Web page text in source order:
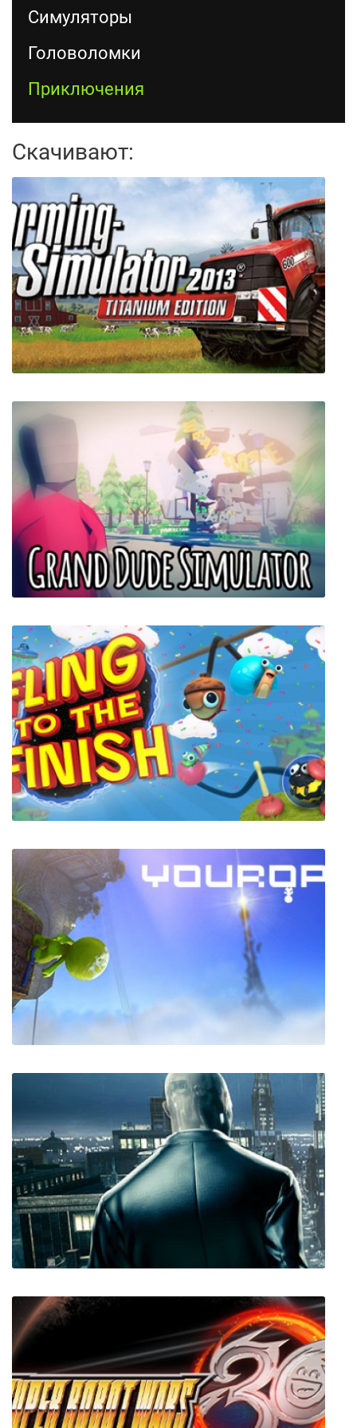
Симуляторы
Головоломки
Приключения
Скачивают:
Farming Simulator 2013
Grand Dude Simulator
Fling to the Finish
Youropa
Hitman 6